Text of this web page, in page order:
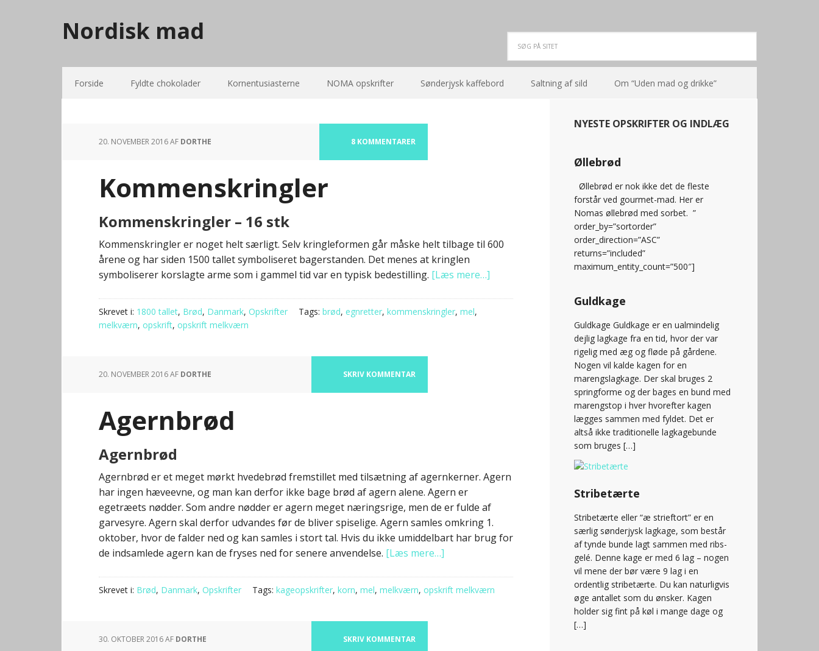
Nordisk mad
Forside Fyldte chokolader Kornentusiasterne NOMA opskrifter Sønderjysk kaffebord Saltning af sild Om “Uden mad og drikke”
20. NOVEMBER 2016AF DORTHE 8 KOMMENTARER
Kommenskringler
Kommenskringler – 16 stk
Kommenskringler er noget helt særligt. Selv kringleformen går måske helt tilbage til 600
årene og har siden 1500 tallet symboliseret bagerstanden. Det menes at kringlen
symboliserer korslagte arme som i gammel tid var en typisk bedestilling. [Læs mere…]
Skrevet i: 1800 tallet, Brød, Danmark, Opskrifter Tags: brød, egnretter, kommenskringler, mel,
melkværn, opskrift, opskrift melkværn
20. NOVEMBER 2016AF DORTHE SKRIV KOMMENTAR
Agernbrød
Agernbrød
Agernbrød er et meget mørkt hvedebrød fremstillet med tilsætning af agernkerner. Agern
har ingen hæveevne, og man kan derfor ikke bage brød af agern alene. Agern er
egetræets nødder. Som andre nødder er agern meget næringsrige, men de er fulde af
garvesyre. Agern skal derfor udvandes før de bliver spiselige. Agern samles omkring 1.
oktober, hvor de falder ned og kan samles i stort tal. Hvis du ikke umiddelbart har brug for
de indsamlede agern kan de fryses ned for senere anvendelse. [Læs mere…]
Skrevet i: Brød, Danmark, Opskrifter Tags: kageopskrifter, korn, mel, melkværn, opskrift melkværn
30. OKTOBER 2016AF DORTHE SKRIV KOMMENTAR
NYESTE OPSKRIFTER OG INDLÆG
Øllebrød
Øllebrød er nok ikke det de fleste
forstår ved gourmet-mad. Her er
Nomas øllebrød med sorbet. ”
order_by=”sortorder”
order_direction=”ASC”
returns=”included”
maximum_entity_count=”500″]
Guldkage
Guldkage Guldkage er en ualmindelig
dejlig lagkage fra en tid, hvor der var
rigelig med æg og fløde på gårdene.
Nogen vil kalde kagen for en
marengslagkage. Der skal bruges 2
springforme og der bages en bund med
marengstop i hver hvorefter kagen
lægges sammen med fyldet. Det er
altså ikke traditionelle lagkagebunde
som bruges […]
Stribetærte
Stribetærte eller “æ strieftort” er en
særlig sønderjysk lagkage, som består
af tynde bunde lagt sammen med ribs-
gelé. Denne kage er med 6 lag – nogen
vil mene der bør være 9 lag i en
ordentlig stribetærte. Du kan naturligvis
øge antallet som du ønsker. Kagen
holder sig fint på køl i mange dage og
[…]